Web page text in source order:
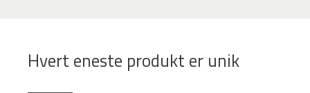
Hvert eneste produkt er unik